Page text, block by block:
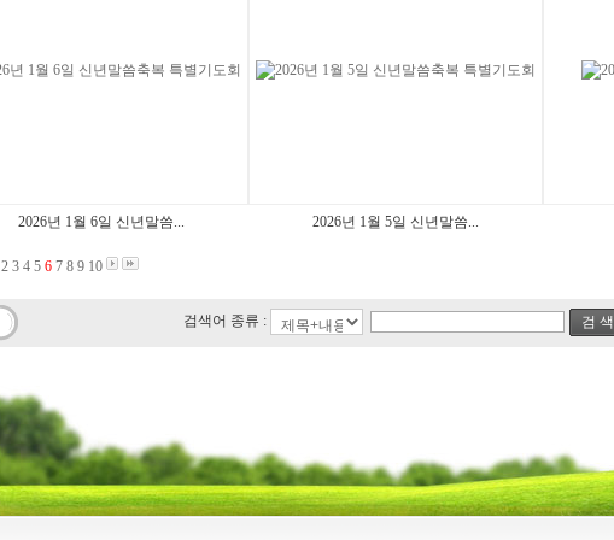
2026년 1월 6일 신년말씀... 2026년 1월 5일 신년말씀...
2 3 4 5 6 7 8 9 10
검색어 종류 : 검 색